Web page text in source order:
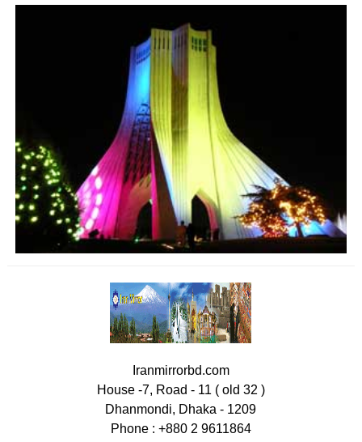
Iranmirrorbd.com
House -7, Road - 11 ( old 32 )
Dhanmondi, Dhaka - 1209
Phone : +880 2 9611864